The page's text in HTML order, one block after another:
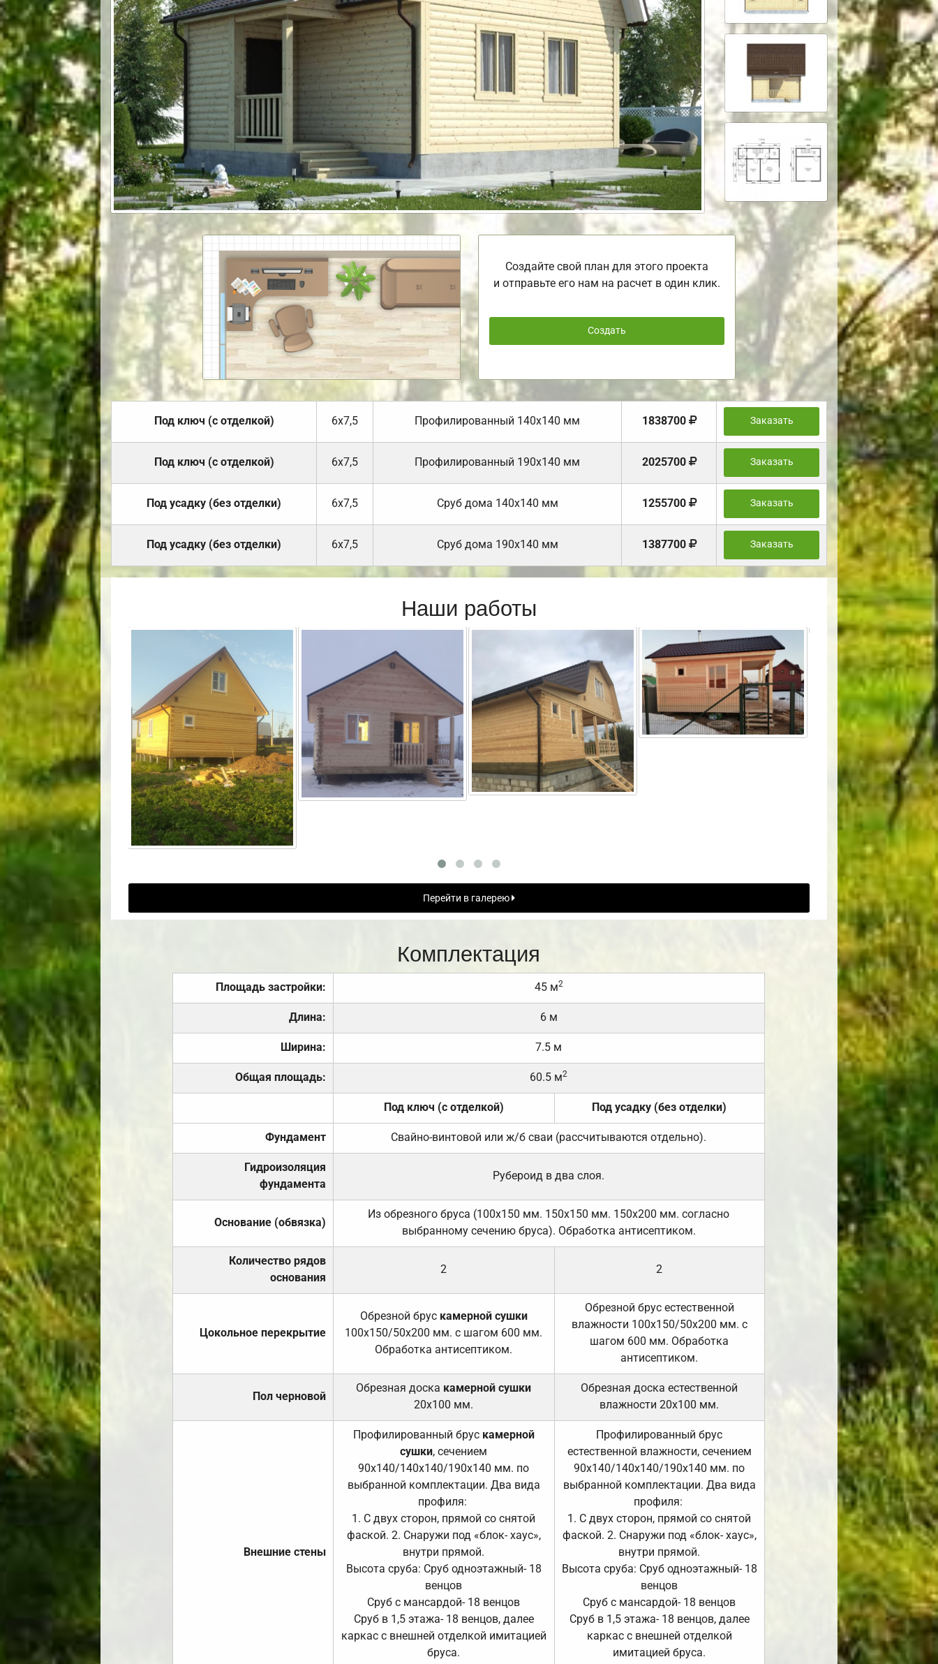
Создайте свой план для этого проекта
и отправьте его нам на расчет в один клик.
Создать
Под ключ (с отделкой) 6х7,5 Профилированный 140х140 мм 1838700 Заказать
Под ключ (с отделкой) 6х7,5 Профилированный 190х140 мм 2025700 Заказать
Под усадку (без отделки) 6х7,5 Cруб дома 140х140 мм 1255700 Заказать
Под усадку (без отделки) 6х7,5 Cруб дома 190х140 мм 1387700 Заказать
Наши работы
Перейти в галерею
Комплектация
Площадь застройки: 45 м2
Длина: 6 м
Ширина: 7.5 м
Общая площадь: 60.5 м2
Под ключ (с отделкой) Под усадку (без отделки)
Фундамент Свайно-винтовой или ж/б сваи (рассчитываются отдельно).
Гидроизоляция
фундамента
Рубероид в два слоя.
Основание (обвязка)
Из обрезного бруса (100х150 мм. 150х150 мм. 150х200 мм. согласно
выбранному сечению бруса). Обработка антисептиком.
Количество рядов
основания
2 2
Цокольное перекрытие
Обрезной брус камерной сушки
100х150/50х200 мм. с шагом 600 мм.
Обработка антисептиком.
Обрезной брус естественной
влажности 100х150/50х200 мм. с
шагом 600 мм. Обработка
антисептиком.
Пол черновой
Обрезная доска камерной сушки
20х100 мм.
Обрезная доска естественной
влажности 20х100 мм.
Внешние стены
Профилированный брус камерной
сушки, сечением
90х140/140х140/190х140 мм. по
выбранной комплектации. Два вида
профиля:
1. С двух сторон, прямой со снятой
фаской. 2. Снаружи под «блок- хаус»,
внутри прямой.
Высота сруба: Сруб одноэтажный- 18
венцов
Сруб с мансардой- 18 венцов
Сруб в 1,5 этажа- 18 венцов, далее
каркас с внешней отделкой имитацией
бруса.
Профилированный брус
естественной влажности, сечением
90х140/140х140/190х140 мм. по
выбранной комплектации. Два вида
профиля:
1. С двух сторон, прямой со снятой
фаской. 2. Снаружи под «блок- хаус»,
внутри прямой.
Высота сруба: Сруб одноэтажный- 18
венцов
Сруб с мансардой- 18 венцов
Сруб в 1,5 этажа- 18 венцов, далее
каркас с внешней отделкой
имитацией бруса.